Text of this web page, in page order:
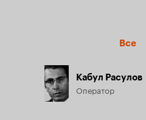
Все
Кабул Расулов
Оператор